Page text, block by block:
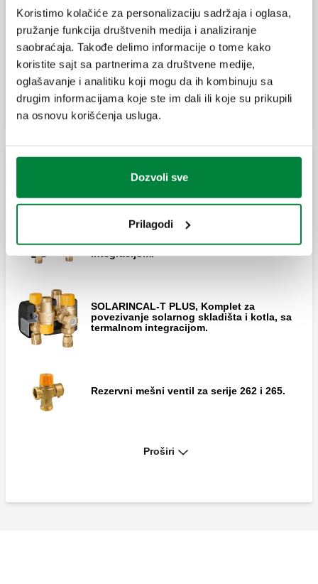
Koristimo kolačiće za personalizaciju sadržaja i oglasa,
pružanje funkcija društvenih medija i analiziranje
saobraćaja. Takođe delimo informacije o tome kako
koristite sajt sa partnerima za društvene medije,
oglašavanje i analitiku koji mogu da ih kombinuju sa
drugim informacijama koje ste im dali ili koje su prikupili
na osnovu korišćenja usluga.
Dozvoli sve
Prilagodi
Rezervni mešni ventil za serije 262 i 265.
Termostat sa ekranom koji pokazuje
temperaturu skladišta.
Dodatna oprema za komplet za povezivanje
MISSING
MISSING
Proširi
Solar termostatski priključni komplet za solarne
SOLARINCAL-T, Komplet za povezivanje
solarnog skladišta i kotla, sa termalnom
integracijom.
SOLARINCAL-T PLUS, Komplet za
povezivanje solarnog skladišta i kotla, sa
termalnom integracijom.
Rezervni mešni ventil za serije 262 i 265.
SOLARINCAL-T, Komplet za povezivanje
Proširi